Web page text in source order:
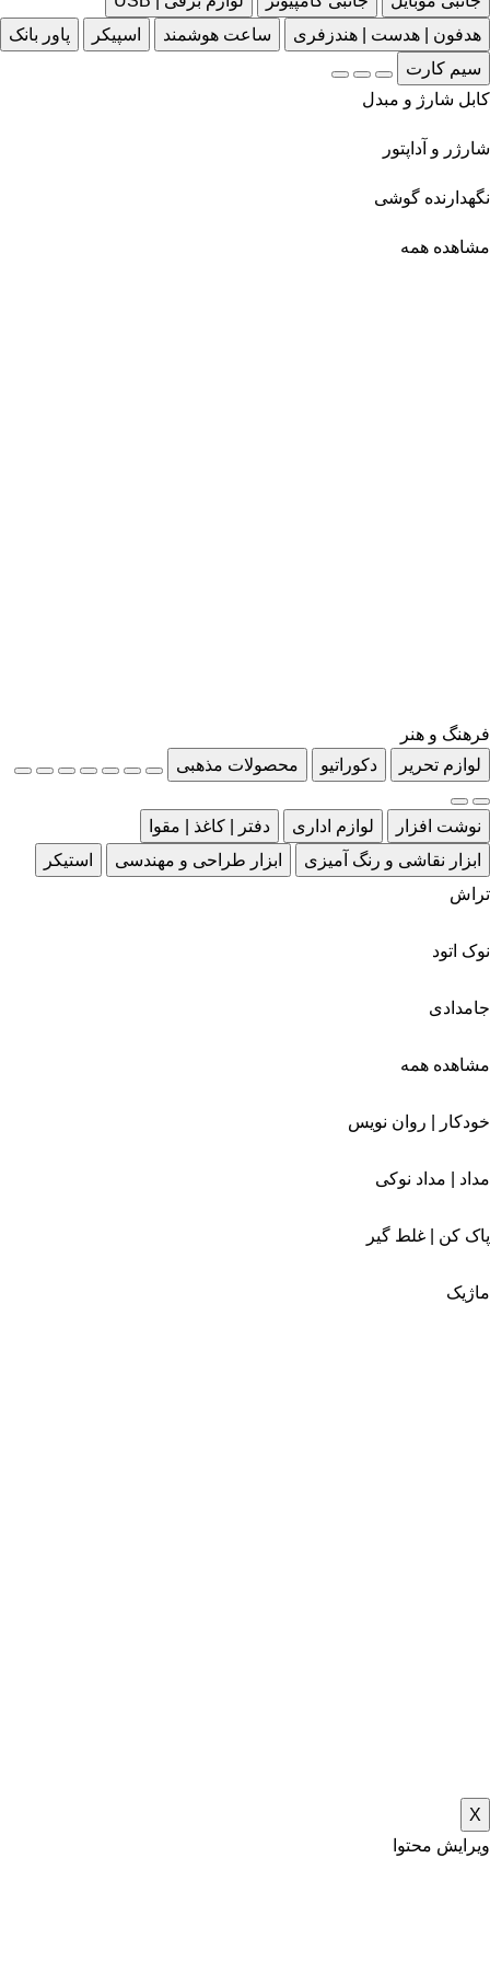
هدفون | هدست | هندزفری
ساعت هوشمند اسپیکر
پاور بانک
سیم کارت
کابل شارژ و مبدل
شارژر و آداپتور
نگهدارنده گوشی
مشاهده همه
فرهنگ و هنر
لوازم تحریر
دکوراتیو محصولات مذهبی
نوشت افزار لوازم اداری
دفتر | کاغذ | مقوا
ابزار نقاشی و رنگ آمیزی
ابزار طراحی و مهندسی
استیکر
تراش
نوک اتود
جامدادی
مشاهده همه
خودکار | روان نویس
مداد | مداد نوکی
پاک کن | غلط گیر
ماژیک
X
ویرایش محتوا